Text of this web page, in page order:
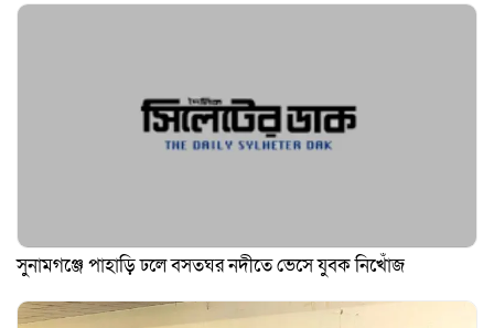
সুনামগঞ্জে পাহাড়ি ঢলে বসতঘর নদীতে ভেসে যুবক নিখোঁজ